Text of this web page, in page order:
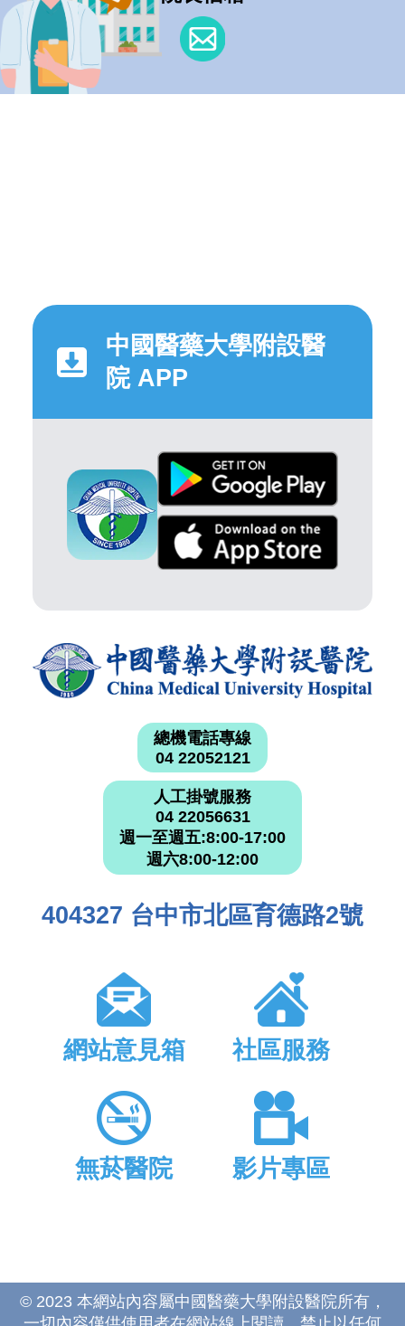
中國醫藥大學附設醫
院 APP
總機電話專線
04 22052121
人工掛號服務
04 22056631
週一至週五:8:00-17:00
週六8:00-12:00
404327 台中市北區育德路2號
網站意見箱 社區服務
無菸醫院 影片專區
© 2023 本網站內容屬中國醫藥大學附設醫院所有，